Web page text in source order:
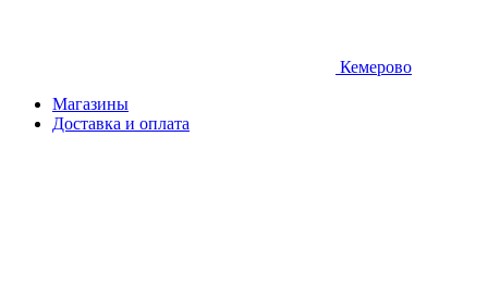
Кемерово
Магазины
Доставка и оплата